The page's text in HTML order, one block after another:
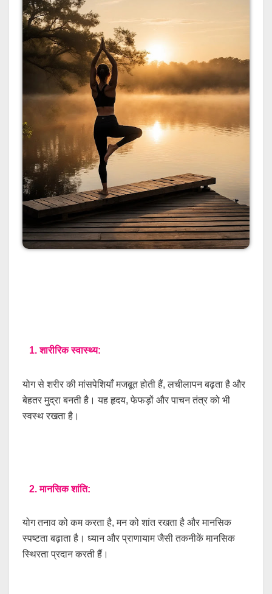
1. शारीरिक स्वास्थ्य:
योग से शरीर की मांसपेशियाँ मजबूत होती हैं, लचीलापन बढ़ता है और
बेहतर मुद्रा बनती है। यह हृदय, फेफड़ों और पाचन तंत्र को भी
स्वस्थ रखता है।
2. मानसिक शांति:
योग तनाव को कम करता है, मन को शांत रखता है और मानसिक
स्पष्टता बढ़ाता है। ध्यान और प्राणायाम जैसी तकनीकें मानसिक
स्थिरता प्रदान करती हैं।